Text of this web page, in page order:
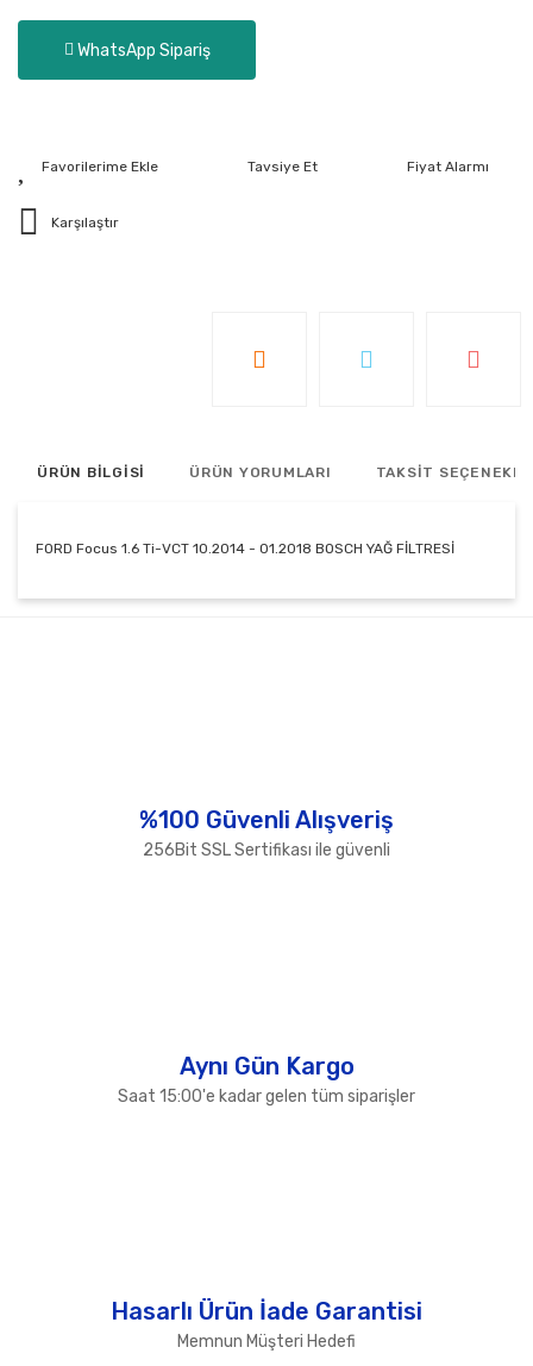
WhatsApp Sipariş
Tavsiye Et Fiyat Alarmı
Karşılaştır
ÜRÜN BİLGİSİ ÜRÜN YORUMLARI TAKSİT
FORD Focus 1.6 Ti-VCT 10.2014 - 01.2018 BOSCH YAĞ FİLTRESİ
Ürün fiyatı diğer sitelerden daha pahalı.
%100 Güvenli Alışveriş
256Bit SSL Sertifikası ile güvenli
Aynı Gün Kargo
Saat 15:00'e kadar gelen tüm siparişler
Hasarlı Ürün İade Garantisi
Memnun Müşteri Hedefi